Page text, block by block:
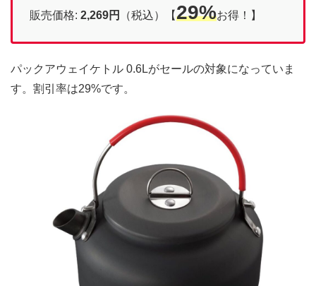
販売価格: 2,269円 （税込）【29%お得！】
パックアウェイケトル 0.6Lがセールの対象になっていま
す。割引率は29%です。